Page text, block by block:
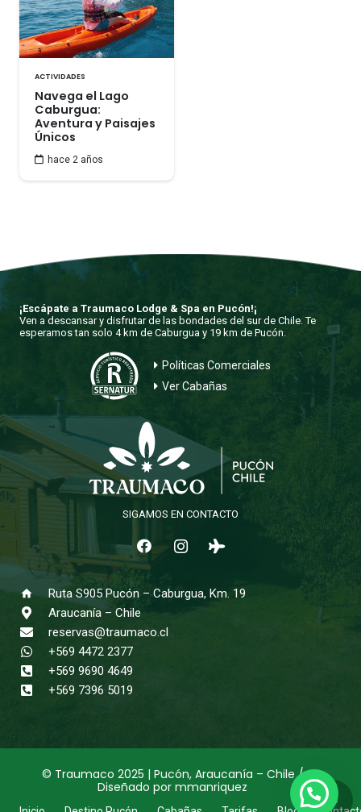
ACTIVIDADES
Navega el Lago
Caburgua:
Aventura y Paisajes
Únicos
hace 2 años
¡Escápate a Traumaco Lodge & Spa en Pucón!¡
Ven a descansar y disfrutar de las bondades del sur de Chile. Te
esperamos tan solo 4 km de Caburgua y 19 km de Pucón.
Políticas Comerciales
Ver Cabañas
SIGAMOS EN CONTACTO
home
Ruta S905 Pucón – Caburgua, Km. 19
Araucanía – Chile
reservas@traumaco.cl
+569 4472 2377
+569 9690 4649
+569 7396 5019
© Traumaco 2025 | Pucón, Araucanía – Chile /
Diseñado pormmanriquez
keyboard_arrow_up